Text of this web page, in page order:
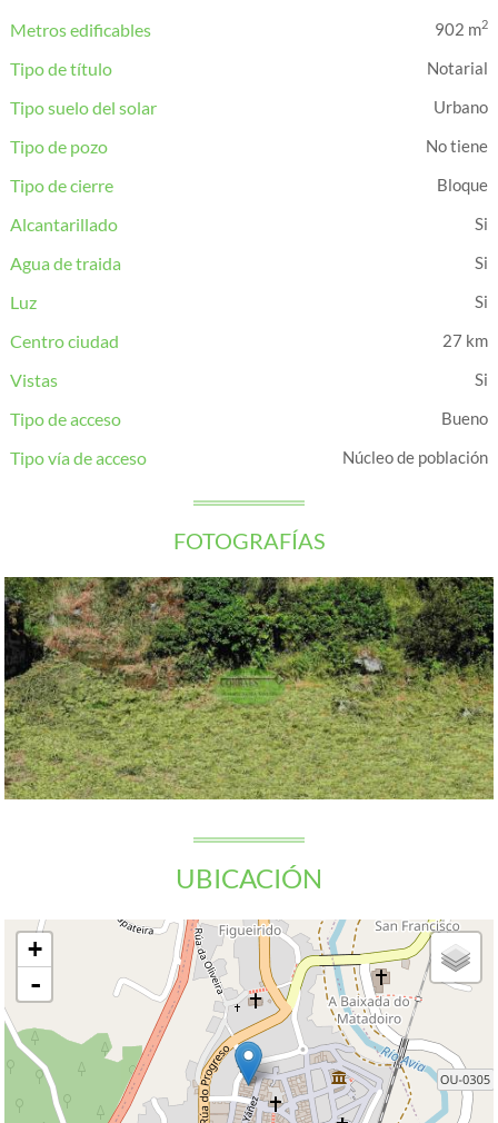
Metros edificables
902 m2
Tipo de título Notarial
Tipo suelo del solar Urbano
Tipo de pozo No tiene
Tipo de cierre Bloque
Alcantarillado
Agua de traida
Luz
Centro ciudad
27 km
Vistas
Tipo de acceso
Bueno
Tipo vía de acceso Núcleo de población
FOTOGRAFÍAS
UBICACIÓN
+
-